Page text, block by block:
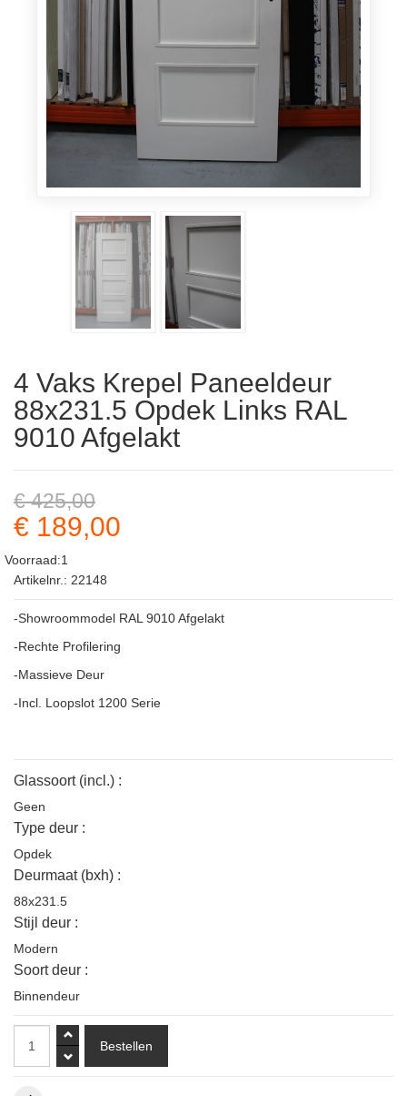
4 Vaks Krepel Paneeldeur
88x231.5 Opdek Links RAL
9010 Afgelakt
€ 425,00
€ 189,00
Voorraad:1
Artikelnr.: 22148
-Showroommodel RAL 9010 Afgelakt
-Rechte Profilering
-Massieve Deur
-Incl. Loopslot 1200 Serie
Glassoort (incl.) :
Geen
Type deur :
Opdek
Deurmaat (bxh) :
88x231.5
Stijl deur :
Modern
Soort deur :
Binnendeur